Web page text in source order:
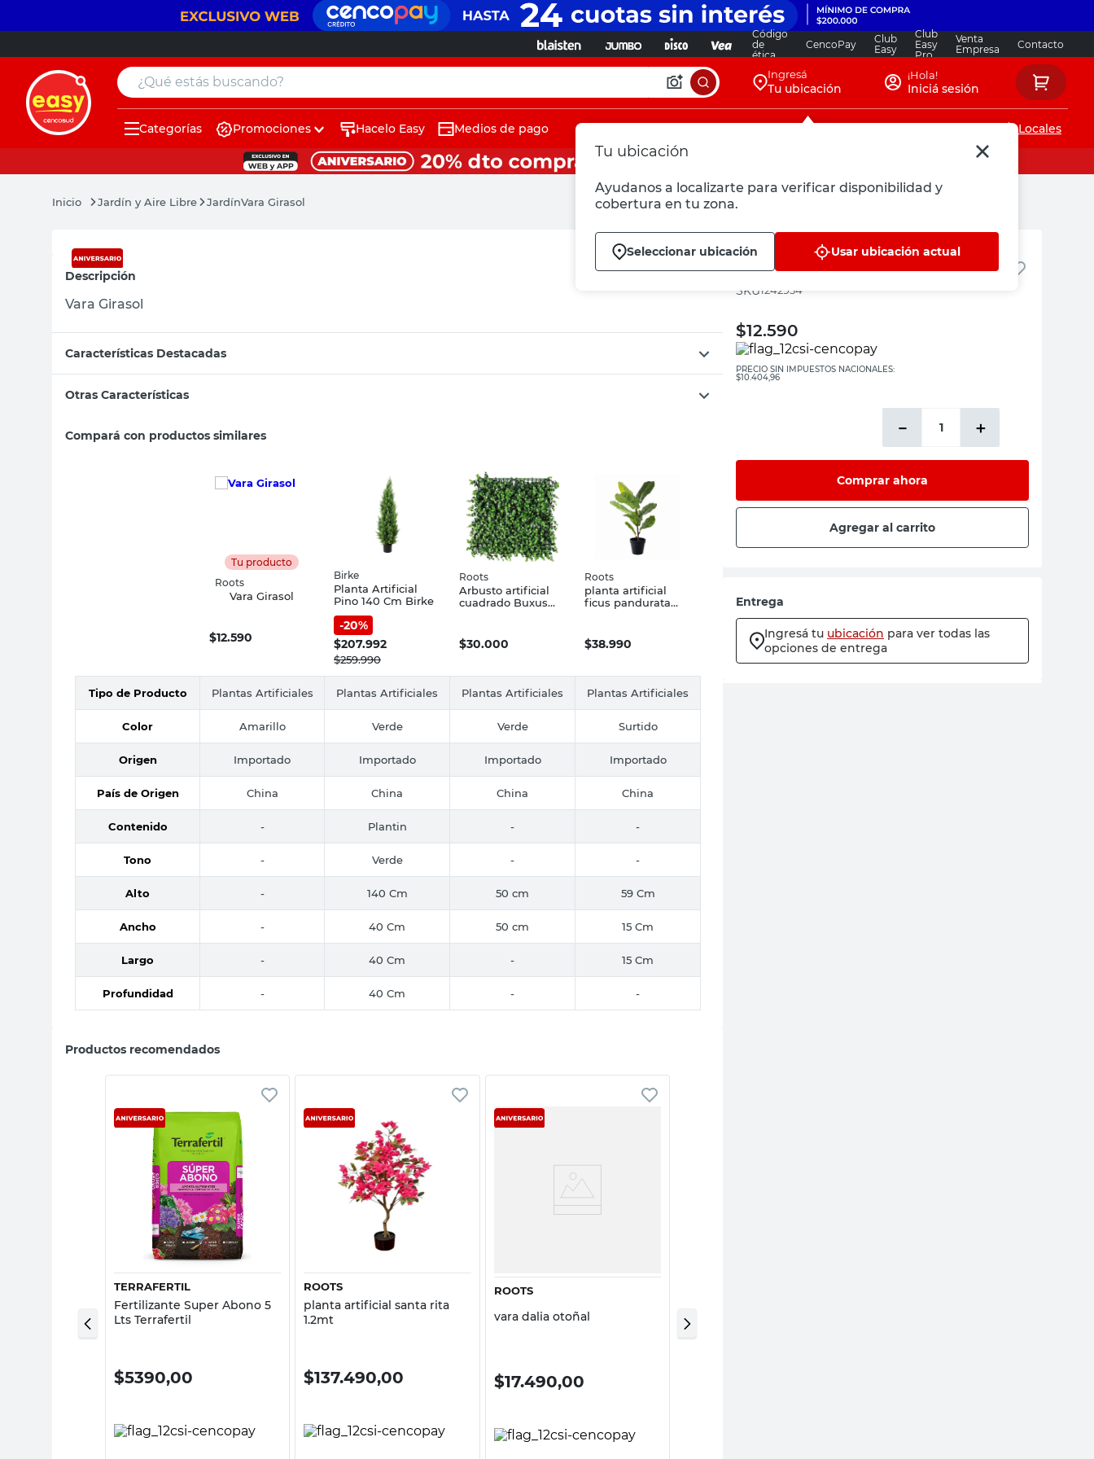
Código
de
ética
CencoPay
Club
Easy
Club
Easy
Pro
Venta
Empresa
Contacto
¿Qué estás buscando? Ingresá
Tu ubicación
Tu ubicación
Ayudanos a localizarte para verificar disponibilidad y
cobertura en tu zona.
Seleccionar ubicación Usar ubicación actual
¡Hola!
Iniciá sesión
Categorías Promociones Hacelo Easy Medios de pago Locales
Jardín y Aire Libre JardínVara Girasol
Descripción
Vara Girasol
Características Destacadas
Otras Características
Compará con productos similares
Tu producto
Roots
Vara Girasol
$12.590
Birke
Planta Artificial
Pino 140 Cm Birke
-20%
$207.992
$259.990
Roots
Arbusto artificial
cuadrado Buxus
$30.000
Roots
planta artificial
ficus pandurata
$38.990
Tipo de Producto Plantas Artificiales Plantas Artificiales Plantas Artificiales Plantas Artificiales
Color Amarillo Verde Verde Surtido
Origen Importado Importado Importado Importado
País de Origen China China China China
Contenido - Plantin - -
Tono - Verde - -
Alto - 140 Cm 50 cm 59 Cm
Ancho - 40 Cm 50 cm 15 Cm
Largo - 40 Cm - 15 Cm
Profundidad - 40 Cm - -
Productos recomendados
Vista rápida
TERRAFERTIL
Fertilizante Super Abono 5
Lts Terrafertil
$5390,00
Vista rápida
ROOTS
planta artificial santa rita
1.2mt
$137.490,00
ROOTS
vara dalia otoñal
$17.490,00
Roots
Vara Girasol
:1242934
$12.590
PRECIO SIN IMPUESTOS NACIONALES:
$10.404,96
＋
－
Comprar ahora
Agregar al carrito
Entrega
Ingresá tu ubicación para ver todas las
opciones de entrega
muebles
espejo
sillas
ceramica